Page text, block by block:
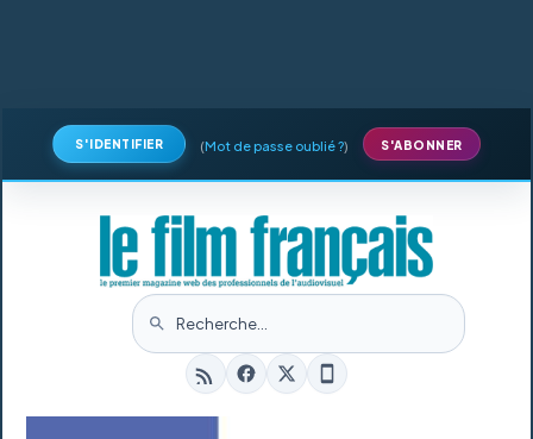
S'IDENTIFIER (Mot de passe oublié ?) S'ABONNER